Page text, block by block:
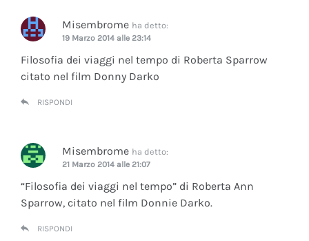
Misembrome ha detto:
19 Marzo 2014 alle 23:14
Filosofia dei viaggi nel tempo di Roberta Sparrow
citato nel film Donny Darko
RISPONDI
Misembrome ha detto:
21 Marzo 2014 alle 21:07
“Filosofia dei viaggi nel tempo” di Roberta Ann
Sparrow, citato nel film Donnie Darko.
RISPONDI